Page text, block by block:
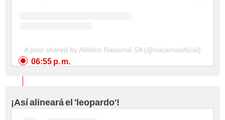
A post shared by Atlético Nacional SA (@nacionaloficial)
06:55 p. m.
¡Así alineará el 'leopardo'!